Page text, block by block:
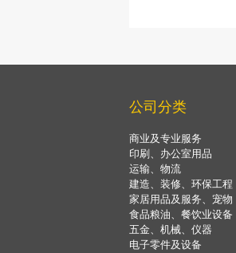
公司分类
商业及专业服务
印刷、办公室用品
运输、物流
建造、装修、环保工程
家居用品及服务、宠物
食品粮油、餐饮业设备
五金、机械、仪器
电子零件及设备